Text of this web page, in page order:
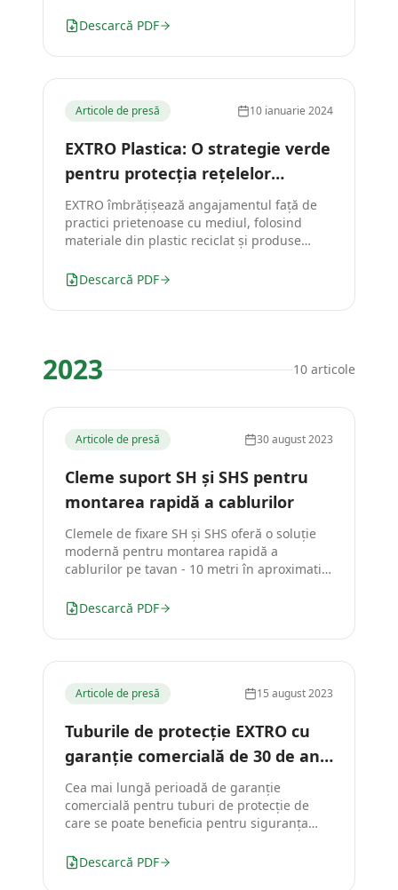
Descarcă PDF
Articole de presă 10 ianuarie 2024
EXTRO Plastica: O strategie verde
pentru protecția rețelelor
electrice
EXTRO îmbrățișează angajamentul față de
practici prietenoase cu mediul, folosind
materiale din plastic reciclat și produse
Descarcă PDF
2023 10 articole
Articole de presă 30 august 2023
Cleme suport SH și SHS pentru
montarea rapidă a cablurilor
Clemele de fixare SH și SHS oferă o soluție
modernă pentru montarea rapidă a
cablurilor pe tavan - 10 metri în aproximativ
Descarcă PDF
Articole de presă 15 august 2023
Tuburile de protecție EXTRO cu
garanție comercială de 30 de ani
la rezistența UV
Cea mai lungă perioadă de garanție
comercială pentru tuburi de protecție de
care se poate beneficia pentru siguranța
Descarcă PDF